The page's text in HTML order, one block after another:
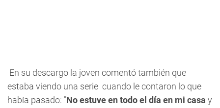
En su descargo la joven comentó también que
estaba viendo una serie cuando le contaron lo que
había pasado: "No estuve en todo el día en mi casa y